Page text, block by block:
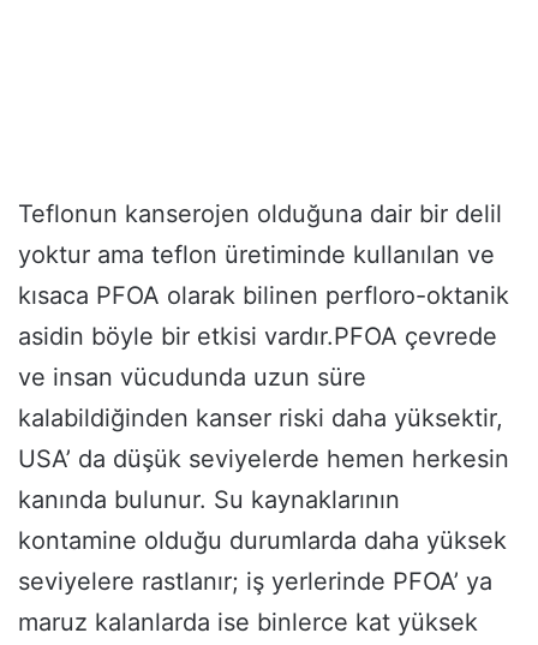
Teflonun kanserojen olduğuna dair bir delil
yoktur ama teflon üretiminde kullanılan ve
kısaca PFOA olarak bilinen perfloro-oktanik
asidin böyle bir etkisi vardır.PFOA çevrede
ve insan vücudunda uzun süre
kalabildiğinden kanser riski daha yüksektir,
USA’ da düşük seviyelerde hemen herkesin
kanında bulunur. Su kaynaklarının
kontamine olduğu durumlarda daha yüksek
seviyelere rastlanır; iş yerlerinde PFOA’ ya
maruz kalanlarda ise binlerce kat yüksek